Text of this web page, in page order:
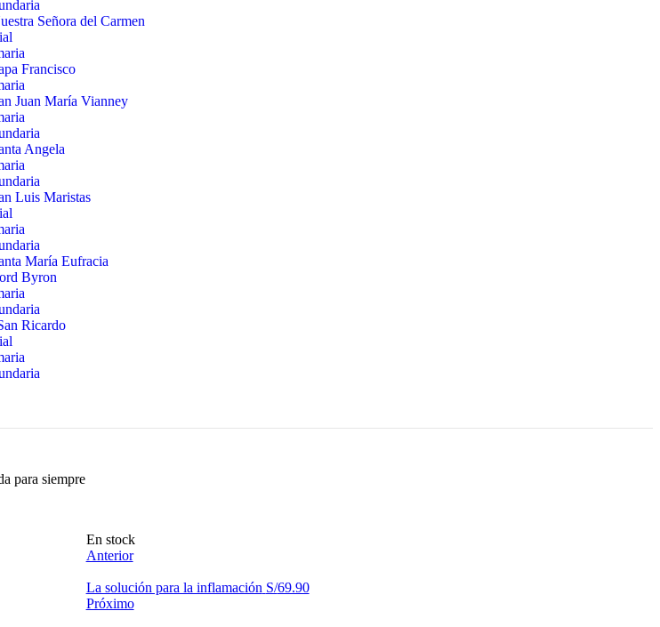
Señora del Carmen
Francisco
Juan María Vianney
Angela
Luis Maristas
María Eufracia
Byron
Ricardo
para siempre
En stock
Anterior
La solución para la inflamación S/69.90
Próximo